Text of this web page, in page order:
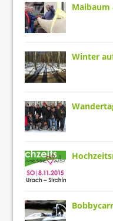
Maibaum
Winter